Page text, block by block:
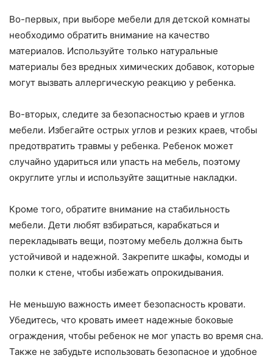
Во-первых, при выборе мебели для детской комнаты
необходимо обратить внимание на качество
материалов. Используйте только натуральные
материалы без вредных химических добавок, которые
могут вызвать аллергическую реакцию у ребенка.
Во-вторых, следите за безопасностью краев и углов
мебели. Избегайте острых углов и резких краев, чтобы
предотвратить травмы у ребенка. Ребенок может
случайно удариться или упасть на мебель, поэтому
округлите углы и используйте защитные накладки.
Кроме того, обратите внимание на стабильность
мебели. Дети любят взбираться, карабкаться и
перекладывать вещи, поэтому мебель должна быть
устойчивой и надежной. Закрепите шкафы, комоды и
полки к стене, чтобы избежать опрокидывания.
Не меньшую важность имеет безопасность кровати.
Убедитесь, что кровать имеет надежные боковые
ограждения, чтобы ребенок не мог упасть во время сна.
Также не забудьте использовать безопасное и удобное